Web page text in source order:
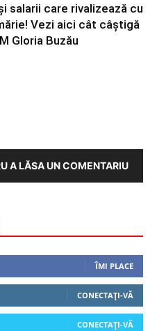
salarii care rivalizează cu
Vezi aici cât câștigă
Gloria Buzău
A LĂSA UN COMENTARIU
ÎMI PLACE
CONECTAȚI-VĂ
CONECTAȚI-VĂ